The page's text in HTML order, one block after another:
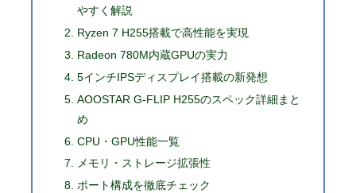
やすく解説
Ryzen 7 H255搭載で高性能を実現
Radeon 780M内蔵GPUの実力
5インチIPSディスプレイ搭載の新発想
AOOSTAR G-FLIP H255のスペック詳細まと
め
CPU・GPU性能一覧
メモリ・ストレージ拡張性
ポート構成を徹底チェック